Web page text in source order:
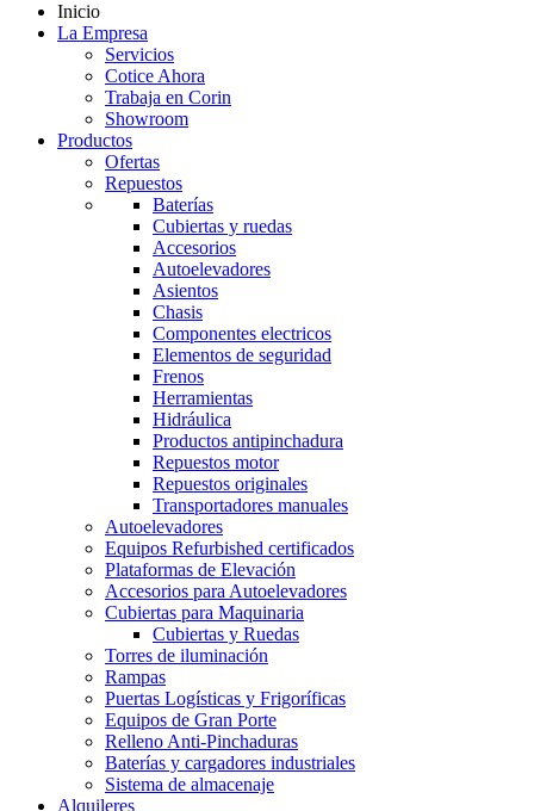
Inicio
La Empresa
Servicios
Cotice Ahora
Trabaja en Corin
Showroom
Productos
Ofertas
Repuestos
Baterías
Cubiertas y ruedas
Accesorios
Autoelevadores
Asientos
Chasis
Componentes electricos
Elementos de seguridad
Frenos
Herramientas
Hidráulica
Productos antipinchadura
Repuestos motor
Repuestos originales
Transportadores manuales
Autoelevadores
Equipos Refurbished certificados
Plataformas de Elevación
Accesorios para Autoelevadores
Cubiertas para Maquinaria
Cubiertas y Ruedas
Torres de iluminación
Rampas
Puertas Logísticas y Frigoríficas
Equipos de Gran Porte
Relleno Anti-Pinchaduras
Baterías y cargadores industriales
Sistema de almacenaje
Alquileres